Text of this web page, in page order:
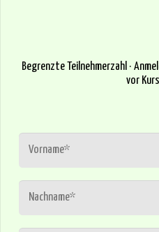
Begrenzte Teilnehmerzahl ·
vor